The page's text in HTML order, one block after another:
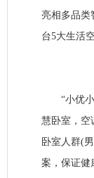
亮相多品类
台5大生活
“小优小
慧卧室，空
卧室人群(
案，保证健